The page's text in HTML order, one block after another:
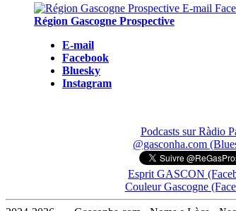
Région Gascogne Prospective
E-mail
Facebook
Bluesky
Instagram
Podcasts sur Ràdio
@gasconha.com
Esprit GASCON
Couleur Gascogne